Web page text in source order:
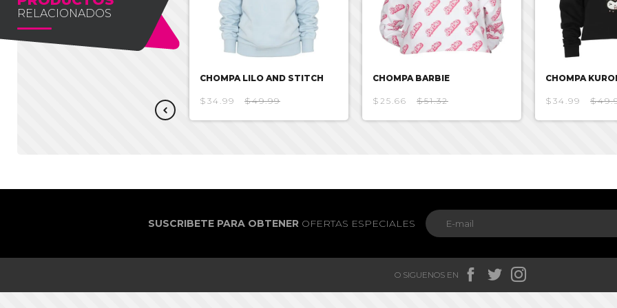
RELACIONADOS
CHOMPA LILO AND STITCH
$34.99 $49.99
CHOMPA BARBIE
$25.66 $51.32
CHOMPA
$34.99
SUSCRIBETE PARA OBTENEROFERTAS ESPECIALES
O SIGUENOS EN   